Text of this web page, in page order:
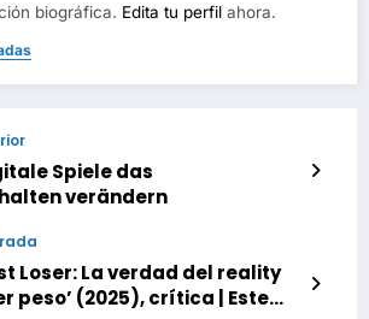
biográfica. Edita tu perfil ahora.
Spiele das
verändern
Loser: La verdad del reality
peso’ (2025), crítica | Este